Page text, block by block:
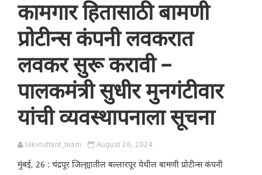
कामगार हितासाठी बामणी
प्रोटीन्स कंपनी लवकरात
लवकर सुरू करावी –
पालकमंत्री सुधीर मुनगंटीवार
यांची व्यवस्थापनाला सूचना
lokvruttant_team August 26, 2024
मुंबई, 26 : चंद्रपूर जिल्ह्यातील बल्लारपूर येथील बामणी प्रोटीन्स कंपनी